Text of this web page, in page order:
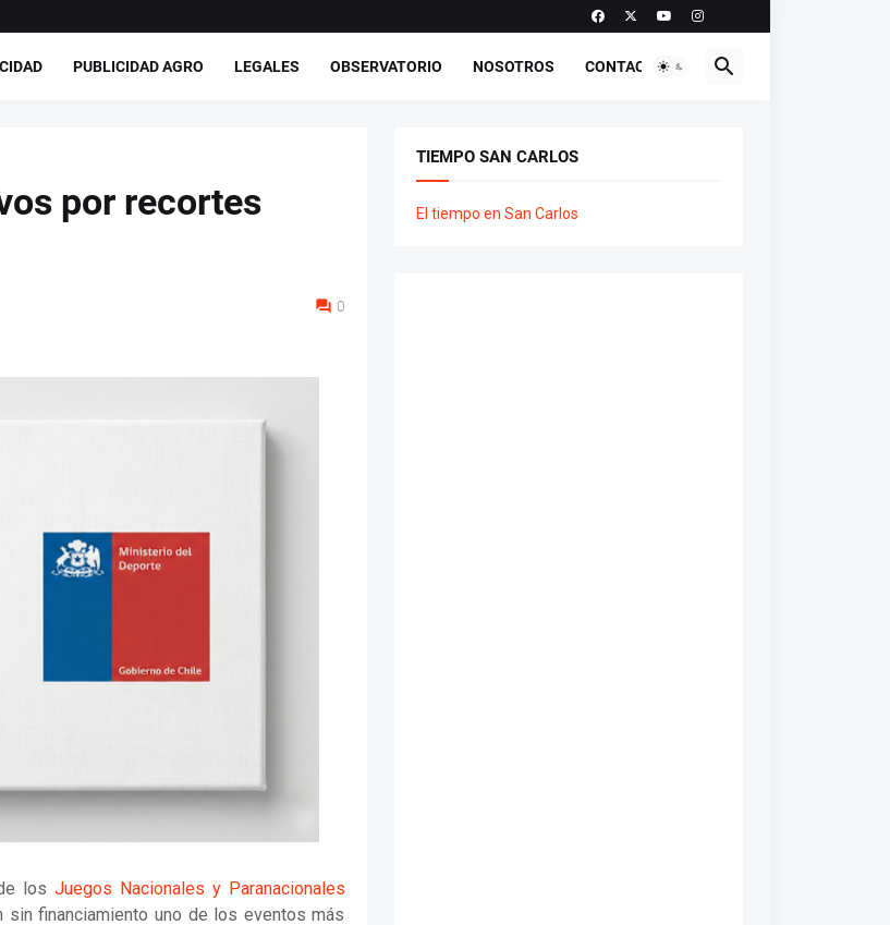
PUBLICIDAD AGRO LEGALES OBSERVATORIO NOSOTROS CONTACTO
por recortes
0
los Juegos Nacionales y Paranacionales
sin financiamiento uno de los eventos más
TIEMPO SAN CARLOS
El tiempo en San Carlos